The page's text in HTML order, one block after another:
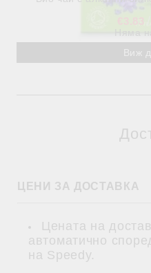
Виж
ЦЕНИ ЗА ДОСТАВКА
Цената на
автоматично
на Speedy.